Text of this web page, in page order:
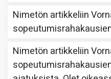
Nimetön artikkeliin
Nimetön artikkeliin